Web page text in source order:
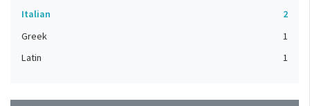
Italian
2
Greek
1
Latin
1